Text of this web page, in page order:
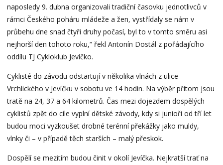
naposledy 9. dubna organizovali tradiční časovku jednotlivců v
rámci Českého poháru mládeže a žen, vystřídaly se nám v
průbehu dne snad čtyři druhy počasí, byl to v tomto směru asi
nejhorší den tohoto roku,“ řekl Antonín Dostál z pořádajícího
oddílu TJ Cykloklub Jevíčko.
Cyklisté do závodu odstartují v několika vlnách z ulice
Vrchlického v Jevíčku v sobotu ve 14 hodin. Na výběr přitom jsou
tratě na 24, 37 a 64 kilometrů. Čas mezi dojezdem dospělých
cyklistů zpět do cíle vyplní dětské závody, kdy si junioři od tří let
budou moci vyzkoušet drobné terénní překážky jako muldy,
vlnky či – v případě těch starších – malý přeskok.
Dospělí se mezitím budou činit v okolí Jevíčka. Nejkratší trať na